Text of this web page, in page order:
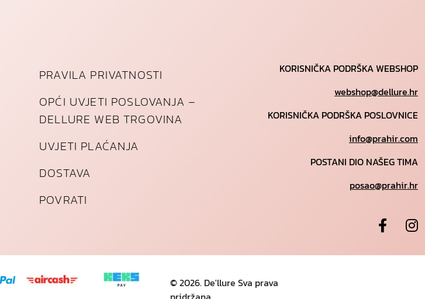
PRAVILA PRIVATNOSTI
OPĆI UVJETI POSLOVANJA –
DELLURE WEB TRGOVINA
UVJETI PLAĆANJA
DOSTAVA
POVRATI
KORISNIČKA PODRŠKA WEBSHOP
webshop@dellure.hr
KORISNIČKA PODRŠKA POSLOVNICE
info@prahir.com
POSTANI DIO NAŠEG TIMA
posao@prahir.hr
© 2026. De'llure Sva prava